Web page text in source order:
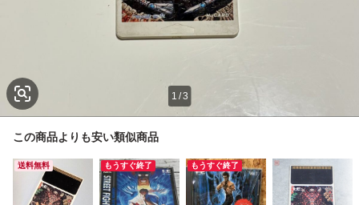
1 /3
この商品よりも安い類似商品
送料無料 もうすぐ終了 もうすぐ終了